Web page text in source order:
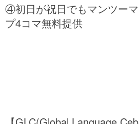
④初日が祝日でもマンツー
プ4コマ無料提供